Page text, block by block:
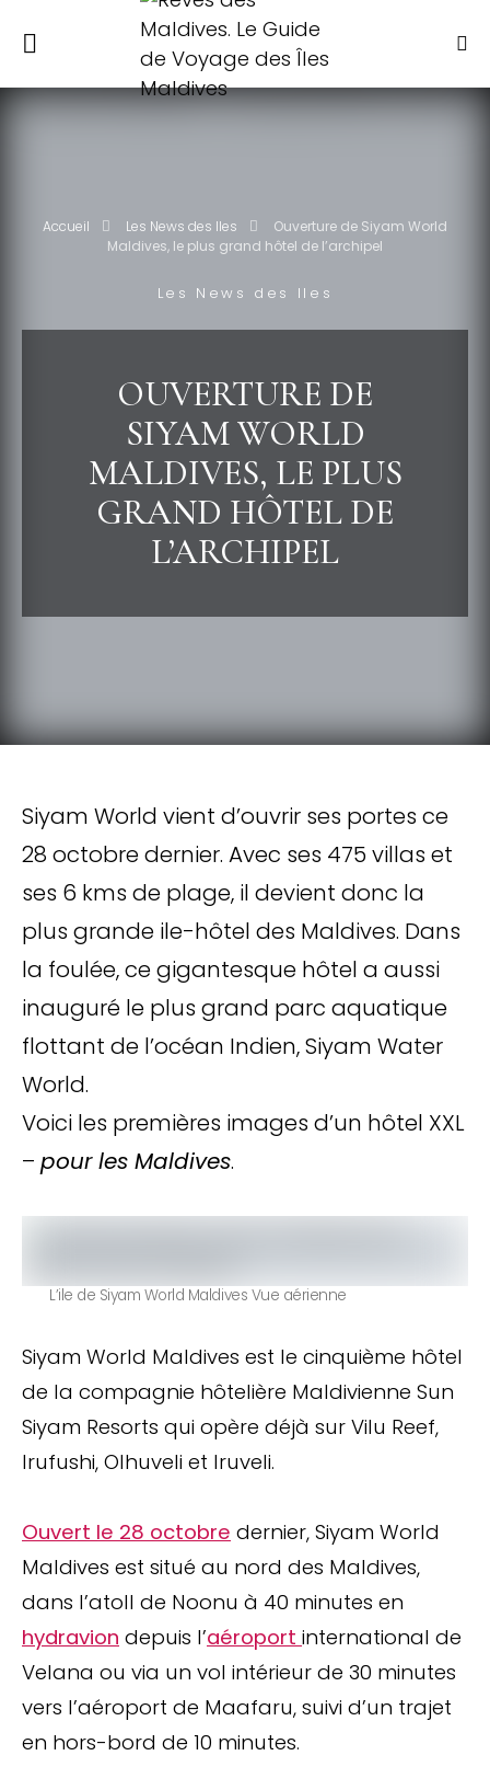
Accueil Les News des Iles
Ouverture de Siyam World
Maldives, le plus grand hôtel de l’archipel
Les News des Iles
OUVERTURE DE
SIYAM WORLD
MALDIVES, LE PLUS
GRAND HÔTEL DE
L’ARCHIPEL
Siyam World vient d’ouvrir ses portes ce
28 octobre dernier. Avec ses 475 villas et
ses 6 kms de plage, il devient donc la
plus grande ile-hôtel des Maldives. Dans
la foulée, ce gigantesque hôtel a aussi
inauguré le plus grand parc aquatique
flottant de l’océan Indien, Siyam Water
World.
Voici les premières images d’un hôtel XXL
– pour les Maldives.
L’ile de Siyam World Maldives Vue aérienne
Siyam World Maldives est le cinquième hôtel
de la compagnie hôtelière Maldivienne Sun
Siyam Resorts qui opère déjà sur Vilu Reef,
Irufushi, Olhuveli et Iruveli.
Ouvert le 28 octobre dernier, Siyam World
Maldives est situé au nord des Maldives,
dans l’atoll de Noonu à 40 minutes en
hydravion depuis l’aéroport international de
Velana ou via un vol intérieur de 30 minutes
vers l’aéroport de Maafaru, suivi d’un trajet
en hors-bord de 10 minutes.